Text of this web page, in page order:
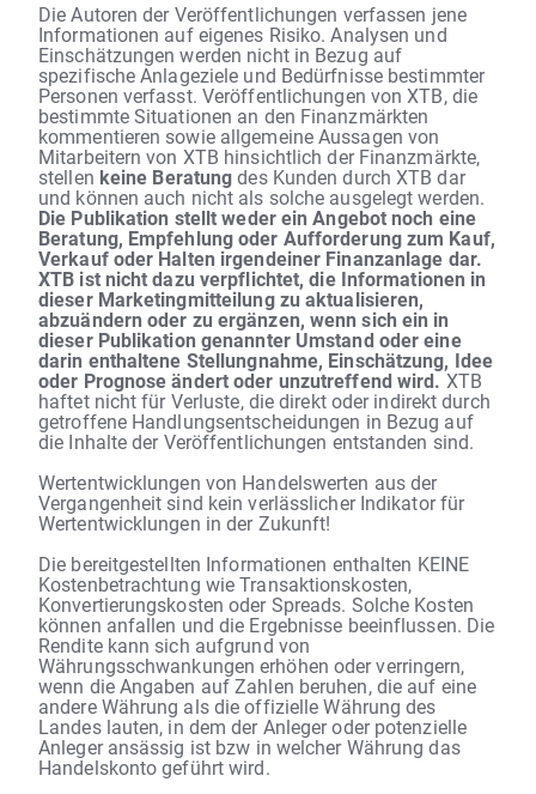
Die Autoren der Veröffentlichungen verfassen jene
Informationen auf eigenes Risiko. Analysen und
Einschätzungen werden nicht in Bezug auf
spezifische Anlageziele und Bedürfnisse bestimmter
Personen verfasst. Veröffentlichungen von XTB, die
bestimmte Situationen an den Finanzmärkten
kommentieren sowie allgemeine Aussagen von
Mitarbeitern von XTB hinsichtlich der Finanzmärkte,
stellen keine Beratungdes Kunden durch XTB dar
und können auch nicht als solche ausgelegt werden.
Die Publikation stellt weder ein Angebot noch eine
Beratung, Empfehlung oder Aufforderung zum Kauf,
Verkauf oder Halten irgendeiner Finanzanlage dar.
XTB ist nicht dazu verpflichtet, die Informationen in
dieser Marketingmitteilung zu aktualisieren,
abzuändern oder zu ergänzen, wenn sich ein in
dieser Publikation genannter Umstand oder eine
darin enthaltene Stellungnahme, Einschätzung, Idee
oder Prognose ändert oder unzutreffend wird. XTB
haftet nicht für Verluste, die direkt oder indirekt durch
getroffene Handlungsentscheidungen in Bezug auf
die Inhalte der Veröffentlichungen entstanden sind.
Wertentwicklungen von Handelswerten aus der
Vergangenheit sind kein verlässlicher Indikator für
Wertentwicklungen in der Zukunft!
Die bereitgestellten Informationen enthalten KEINE
Kostenbetrachtung wie Transaktionskosten,
Konvertierungskosten oder Spreads. Solche Kosten
können anfallen und die Ergebnisse beeinflussen. Die
Rendite kann sich aufgrund von
Währungsschwankungen erhöhen oder verringern,
wenn die Angaben auf Zahlen beruhen, die auf eine
andere Währung als die offizielle Währung des
Landes lauten, in dem der Anleger oder potenzielle
Anleger ansässig ist bzw in welcher Währung das
Handelskonto geführt wird.